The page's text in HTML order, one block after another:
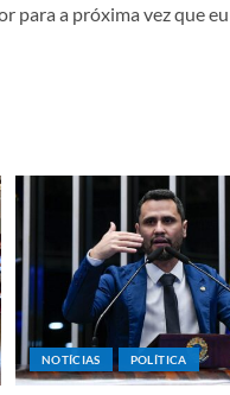
para a próxima vez que
NOTÍCIAS POLÍTICA